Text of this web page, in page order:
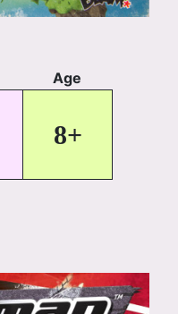
Age
8+